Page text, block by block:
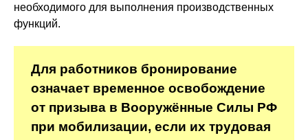
необходимого для выполнения производственных
функций.
Для работников бронирование
означает временное освобождение
от призыва в Вооружённые Силы РФ
при мобилизации, если их трудовая